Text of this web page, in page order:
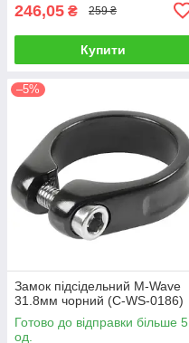
246,05 ₴ 259 ₴
Купити
–5%
Замок підсідельний M-Wave
31.8мм чорний (C-WS-0186)
Готово до відправки більше 5
од.